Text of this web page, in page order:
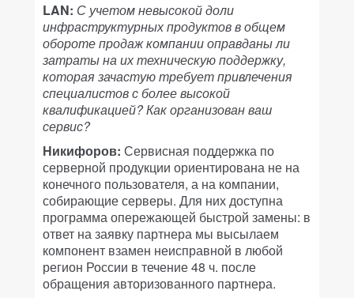
LAN: С учетом невысокой доли
инфраструктурных продуктов в общем
обороте продаж компании оправданы ли
затраты на их техническую поддержку,
которая зачастую требует привлечения
специалистов с более высокой
квалификацией? Как организован ваш
сервис?
Никифоров: Сервисная поддержка по
серверной продукции ориентирована не на
конечного пользователя, а на компании,
собирающие серверы. Для них доступна
программа опережающей быстрой замены: в
ответ на заявку партнера мы высылаем
компонент взамен неисправной в любой
регион России в течение 48 ч. после
обращения авторизованного партнера.